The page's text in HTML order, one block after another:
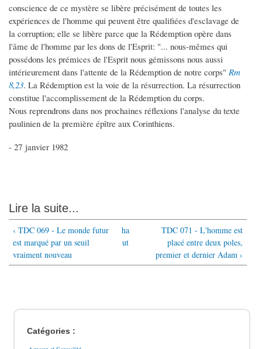
conscience de ce mystère se libère précisément de toutes les
expériences de l'homme qui peuvent être qualifiées d'esclavage de
la corruption; elle se libère parce que la Rédemption opère dans
l'âme de l'homme par les dons de l'Esprit: "... nous-mêmes qui
possédons les prémices de l'Esprit nous gémissons nous aussi
intérieurement dans l'attente de la Rédemption de notre corps" Rm
8,23. La Rédemption est la voie de la résurrection. La résurrection
constitue l'accomplissement de la Rédemption du corps.
Nous reprendrons dans nos prochaines réflexions l'analyse du texte
paulinien de la première épître aux Corinthiens.
- 27 janvier 1982
Lire la suite...
‹ TDC 069 - Le monde futur
est marqué par un seuil
vraiment nouveau
ha
ut
TDC 071 - L'homme est
placé entre deux poles,
premier et dernier Adam ›
Catégories :